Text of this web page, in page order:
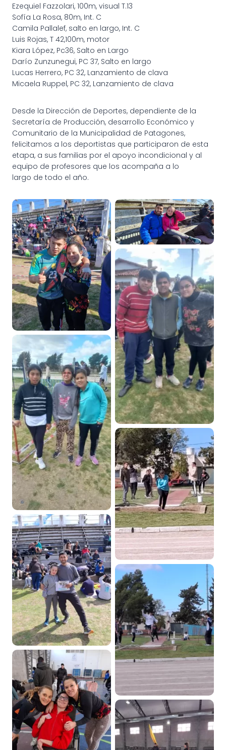
Ezequiel Fazzolari, 100m, visual T.13
Sofía La Rosa, 80m, Int. C
Camila Pallalef, salto en largo, Int. C
Luis Rojas, T 42,100m, motor
Kiara López, Pc36, Salto en Largo
Darío Zunzunegui, PC 37, Salto en largo
Lucas Herrero, PC 32, Lanzamiento de clava
Micaela Ruppel, PC 32, Lanzamiento de clava
Desde la Dirección de Deportes, dependiente de la
Secretaría de Producción, desarrollo Económico y
Comunitario de la Municipalidad de Patagones,
felicitamos a los deportistas que participaron de esta
etapa, a sus familias por el apoyo incondicional y al
equipo de profesores que los acompaña a lo
largo de todo el año.
DEPORTES ADAPTADOS EN
EL REGIONAL DE LOS
JUEGOS BONAERENSES
DEPORTES ADAPTADOS EN
EL REGIONAL DE LOS
JUEGOS BONAERENSES
DEPORTES ADAPTADOS EN
EL REGIONAL DE LOS
JUEGOS BONAERENSES
DEPORTES ADAPTADOS EN
EL REGIONAL DE LOS
JUEGOS BONAERENSES
DEPORTES ADAPTADOS EN
EL REGIONAL DE LOS
JUEGOS BONAERENSES
DEPORTES ADAPTADOS EN
EL REGIONAL DE LOS
JUEGOS BONAERENSES
DEPORTES ADAPTADOS EN
EL REGIONAL DE LOS
JUEGOS BONAERENSES
DEPORTES ADAPTADOS EN
EL REGIONAL DE LOS
JUEGOS BONAERENSES